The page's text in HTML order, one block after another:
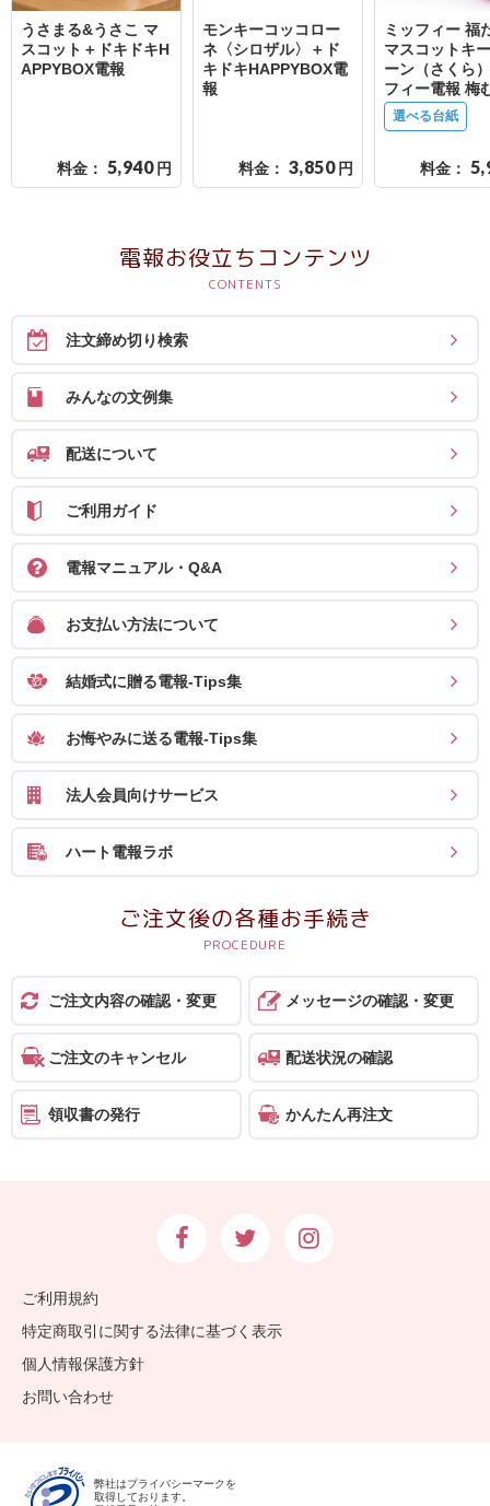
に
送
る
Tips
員
け
ビ
ー
電
ラ
問
うさまる&うさこ マ
スコット＋ドキドキH
APPYBOX電報
料金： 5,940 円
モンキーコッコロー
ネ〈シロザル〉＋ド
キドキHAPPYBOX電
報
料金： 3,850 円
ミッフィー 福
マスコットキ
ーン（さくら
フィー電報 梅
選べる台紙
料金：
電報お役立ちコンテンツ
注文締め切り検索
みんなの文例集
配送について
ご利用ガイド
電報マニュアル・Q&A
お支払い方法について
結婚式に贈る電報-Tips集
お悔やみに送る電報-Tips集
法人会員向けサービス
ハート電報ラボ
ご注文後の各種お手続き
ご注文内容の確認・変更 メッセージの確認・変更
ご注文のキャンセル 配送状況の確認
領収書の発行 かんたん再注文
ご利用規約
特定商取引に関する法律に基づく表示
個人情報保護方針
お問い合わせ
弊社はプライバシーマークを
取得しております。